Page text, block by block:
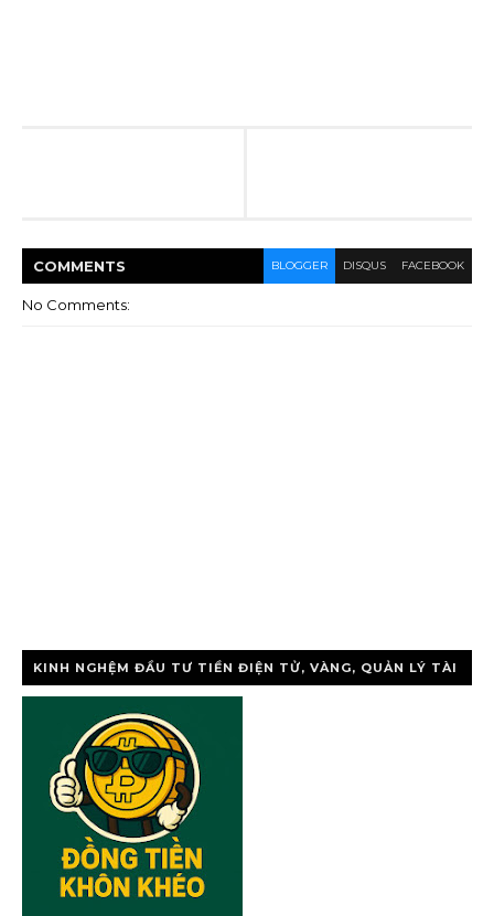
COMMENTS BLOGGER DISQUS FACEBOOK
No Comments:
KINH NGHỆM ĐẦU TƯ TIỀN ĐIỆN TỬ, VÀNG, QUẢN LÝ TÀI